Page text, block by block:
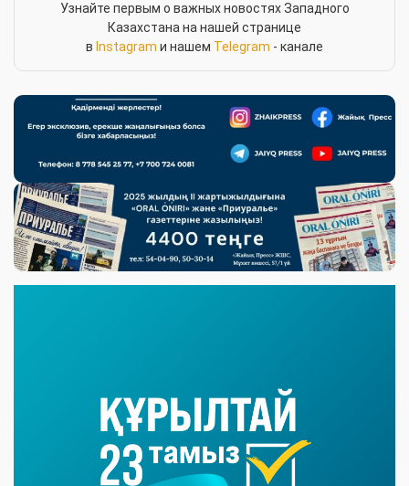
Узнайте первым о важных новостях Западного
Казахстана на нашей странице
в Instagram и нашем Telegram - канале